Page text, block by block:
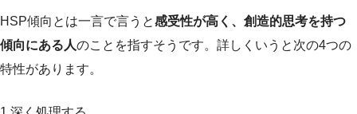
HSP傾向とは一言で言うと感受性が高く、創造的思考を持つ
傾向にある人のことを指すそうです。詳しくいうと次の4つの
特性があります。